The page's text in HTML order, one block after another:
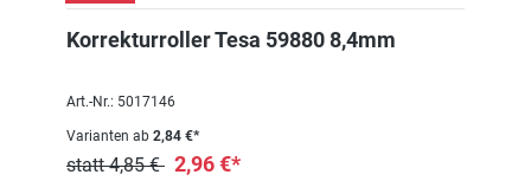
Korrekturroller Tesa 59880 8,4mm
Art.-Nr.: 5017146
Varianten ab 2,84 €*
statt 4,85 € 2,96 €*